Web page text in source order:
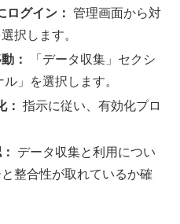
グイン： 管理画面から対
択します。
：
「データ収集」セクシ
」を選択します。
： 指示に従い、有効化プロ
データ収集と利用につい
整合性が取れているか確